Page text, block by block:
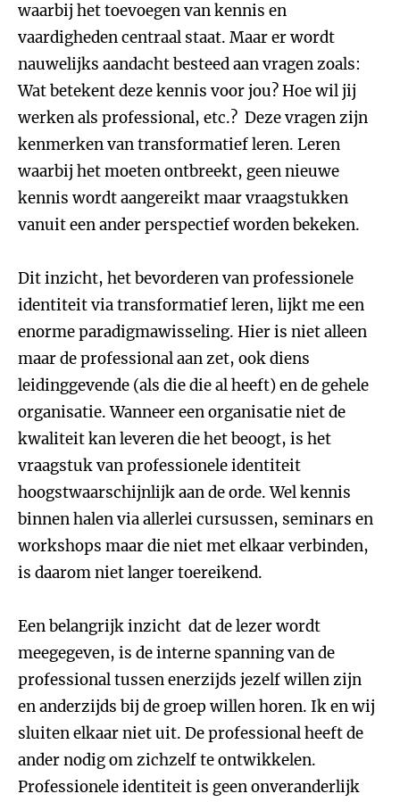
waarbij het toevoegen van kennis en
vaardigheden centraal staat. Maar er wordt
nauwelijks aandacht besteed aan vragen zoals:
Wat betekent deze kennis voor jou? Hoe wil jij
werken als professional, etc.? Deze vragen zijn
kenmerken van transformatief leren. Leren
waarbij het moeten ontbreekt, geen nieuwe
kennis wordt aangereikt maar vraagstukken
vanuit een ander perspectief worden bekeken.
Dit inzicht, het bevorderen van professionele
identiteit via transformatief leren, lijkt me een
enorme paradigmawisseling. Hier is niet alleen
maar de professional aan zet, ook diens
leidinggevende (als die die al heeft) en de gehele
organisatie. Wanneer een organisatie niet de
kwaliteit kan leveren die het beoogt, is het
vraagstuk van professionele identiteit
hoogstwaarschijnlijk aan de orde. Wel kennis
binnen halen via allerlei cursussen, seminars en
workshops maar die niet met elkaar verbinden,
is daarom niet langer toereikend.
Een belangrijk inzicht dat de lezer wordt
meegegeven, is de interne spanning van de
professional tussen enerzijds jezelf willen zijn
en anderzijds bij de groep willen horen. Ik en wij
sluiten elkaar niet uit. De professional heeft de
ander nodig om zichzelf te ontwikkelen.
Professionele identiteit is geen onveranderlijk